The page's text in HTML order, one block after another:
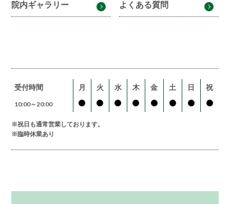
院内ギャラリー よくある質問
受付時間 月 火 水 木 金 土 日 祝
10:00～20:00
※祝日も通常営業しております。
※臨時休業あり